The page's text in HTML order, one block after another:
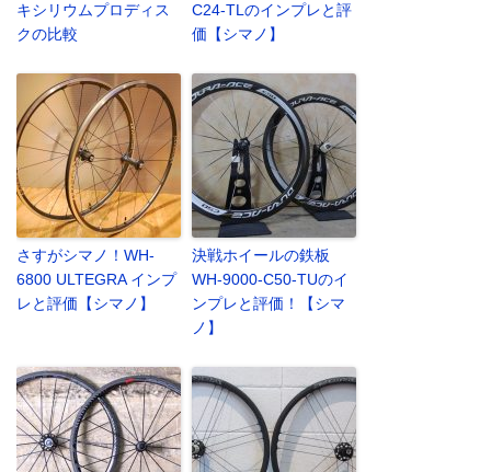
キシリウムプロディス
クの比較
C24-TLのインプレと評
価【シマノ】
さすがシマノ！WH-
6800 ULTEGRA インプ
レと評価【シマノ】
決戦ホイールの鉄板
WH-9000-C50-TUのイ
ンプレと評価！【シマ
ノ】